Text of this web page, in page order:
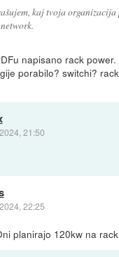
kaj tvoja
napisano rack
porabilo? switchi?
21:50
22:25
planirajo 120kw na